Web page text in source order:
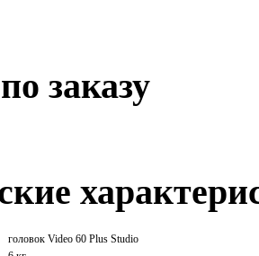
заказу
головок Video 60 Plus Studio